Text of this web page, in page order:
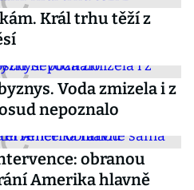
Král trhu těží z
Voda zmizela i z
nepoznalo
obranou
Amerika hlavně